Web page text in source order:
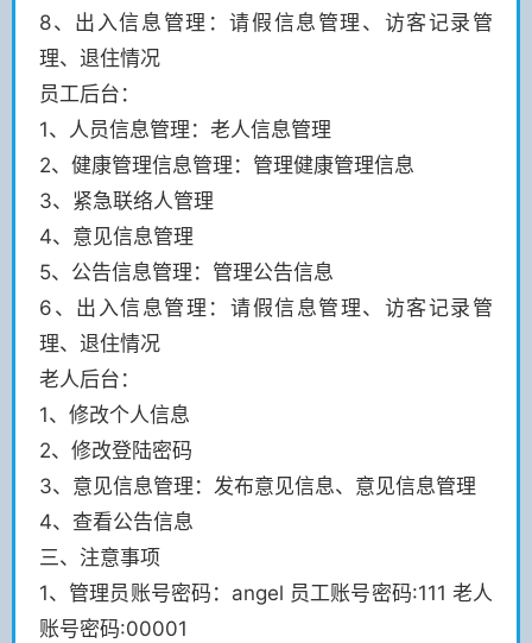
8、出入信息管理：请假信息管理、访客记录管
理、退住情况
员工后台：
1、人员信息管理：老人信息管理
2、健康管理信息管理：管理健康管理信息
3、紧急联络人管理
4、意见信息管理
5、公告信息管理：管理公告信息
6、出入信息管理：请假信息管理、访客记录管
理、退住情况
老人后台：
1、修改个人信息
2、修改登陆密码
3、意见信息管理：发布意见信息、意见信息管理
4、查看公告信息
三、注意事项
1、管理员账号密码：angel 员工账号密码:111 老人
账号密码:00001